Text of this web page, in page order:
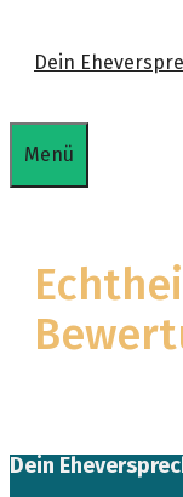
Inhalt
Dein
Menü
Dein